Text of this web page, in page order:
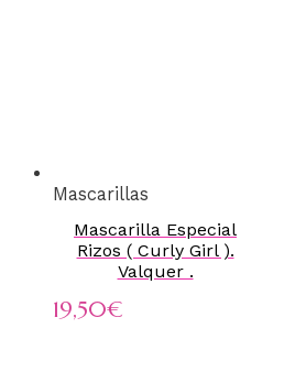
Mascarillas
Mascarilla Especial
Rizos ( Curly Girl ).
Valquer .
19,50€